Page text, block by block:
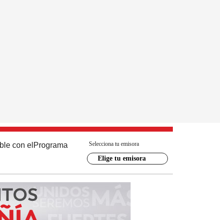
con el Programa Selecciona tu emisora
Elige tu emisora